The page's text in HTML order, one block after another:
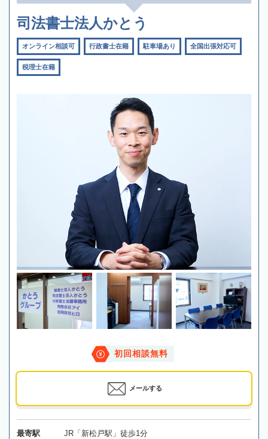
司法書士法人かとう
オンライン相談可 行政書士在籍 駐車場あり 全国出張対応可
税理士在籍
初回相談無料
メールする
最寄駅 JR「新松戸駅」徒歩1分